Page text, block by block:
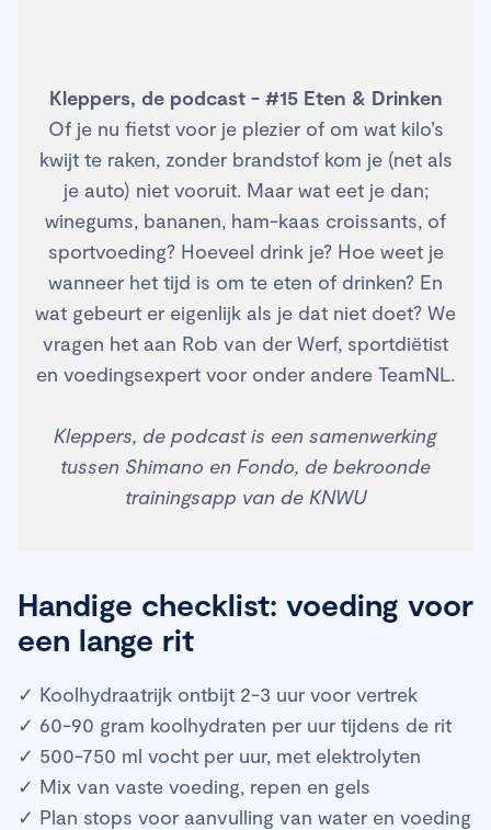
Kleppers, de podcast - #15 Eten & Drinken
Of je nu fietst voor je plezier of om wat kilo’s
kwijt te raken, zonder brandstof kom je (net als
je auto) niet vooruit. Maar wat eet je dan;
winegums, bananen, ham-kaas croissants, of
sportvoeding? Hoeveel drink je? Hoe weet je
wanneer het tijd is om te eten of drinken? En
wat gebeurt er eigenlijk als je dat niet doet? We
vragen het aan Rob van der Werf, sportdiëtist
en voedingsexpert voor onder andere TeamNL.
Kleppers, de podcast is een samenwerking
tussen Shimano en Fondo, de bekroonde
trainingsapp van de KNWU
Handige checklist: voeding voor
een lange rit
✓ Koolhydraatrijk ontbijt 2-3 uur voor vertrek
✓ 60-90 gram koolhydraten per uur tijdens de rit
✓ 500-750 ml vocht per uur, met elektrolyten
✓ Mix van vaste voeding, repen en gels
✓ Plan stops voor aanvulling van water en voeding